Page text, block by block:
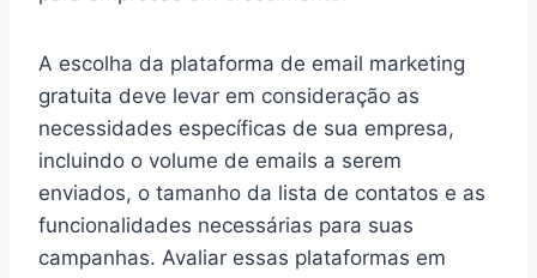
A escolha da plataforma de email marketing
gratuita deve levar em consideração as
necessidades específicas de sua empresa,
incluindo o volume de emails a serem
enviados, o tamanho da lista de contatos e as
funcionalidades necessárias para suas
campanhas. Avaliar essas plataformas em